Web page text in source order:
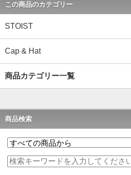
この商品のカテゴリー
STOIST
Cap & Hat
商品カテゴリー一覧
商品検索